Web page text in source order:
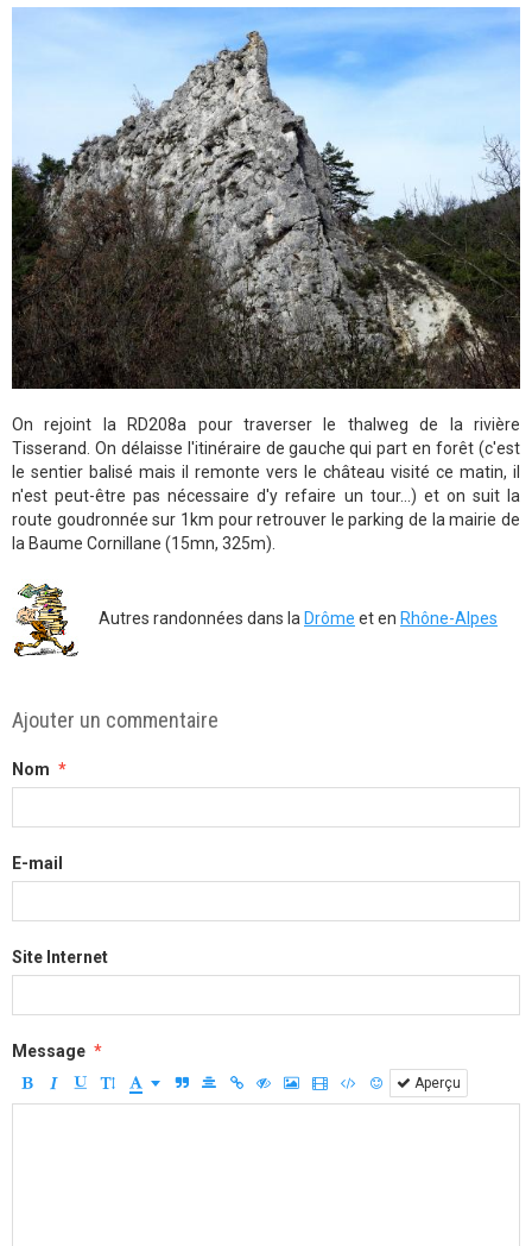
On rejoint la RD208a pour traverser le thalweg de la rivière
Tisserand. On délaisse l'itinéraire de gauche qui part en forêt (c'est
le sentier balisé mais il remonte vers le château visité ce matin, il
n'est peut-être pas nécessaire d'y refaire un tour...) et on suit la
route goudronnée sur 1km pour retrouver le parking de la mairie de
la Baume Cornillane (15mn, 325m).
Autres randonnées dans la Drôme et en Rhône-Alpes
Ajouter un commentaire
Nom
E-mail
Site Internet
Message
Aperçu